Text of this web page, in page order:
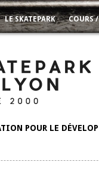
LE SKATEPARK COURS
POUR LE